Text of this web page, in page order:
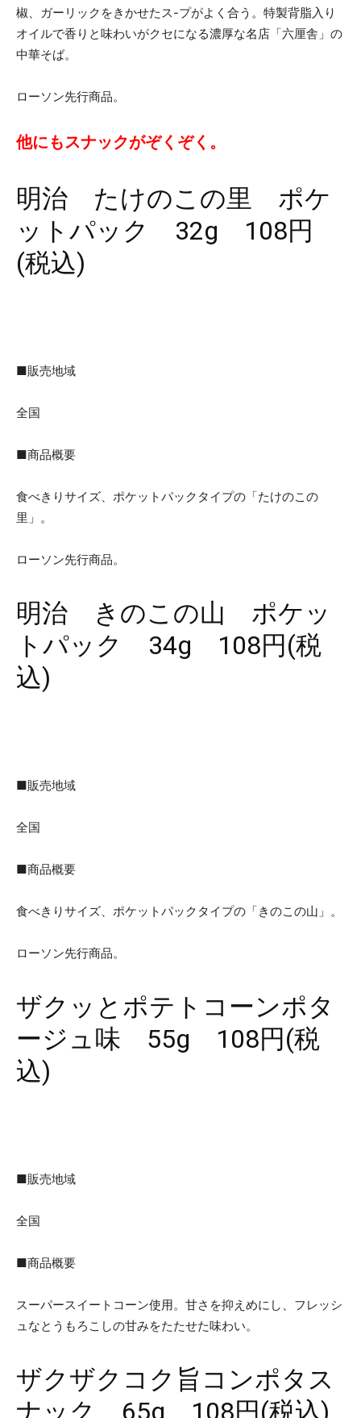
椒、ガーリックをきかせたス-プがよく合う。特製背脂入り
オイルで香りと味わいがクセになる濃厚な名店「六厘舎」の
中華そば。
ローソン先行商品。
他にもスナックがぞくぞく。
明治 たけのこの里 ポケ
ットパック 32g 108円
(税込)
■販売地域
全国
■商品概要
食べきりサイズ、ポケットパックタイプの「たけのこの
里」。
ローソン先行商品。
明治 きのこの山 ポケッ
トパック 34g 108円(税
込)
■販売地域
全国
■商品概要
食べきりサイズ、ポケットパックタイプの「きのこの山」。
ローソン先行商品。
ザクッとポテトコーンポタ
ージュ味 55g 108円(税
込)
■販売地域
全国
■商品概要
スーパースイートコーン使用。甘さを抑えめにし、フレッシ
ュなとうもろこしの甘みをたたせた味わい。
ザクザクコク旨コンポタス
ナック 65g 108円(税込)